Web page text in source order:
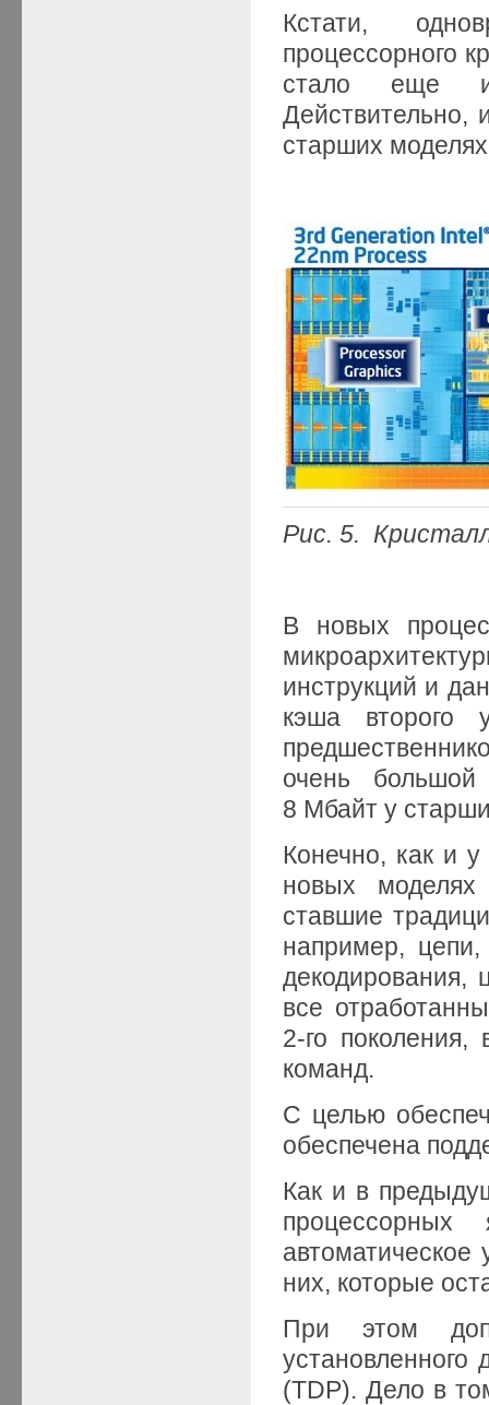
Кстати,
процессорного
стало еще и
Действительно,
старших
Рис. 5.
В новых
инструкций и
кэша
очень
8 Мбайт у
Конечно, как и
новых
ставшие
например,
декодирования,
все
2-го
команд.
С целью
обеспечена
Как и в
процессорных
автоматическое
них, которые
При этом
установленного
(TDP). Дело в